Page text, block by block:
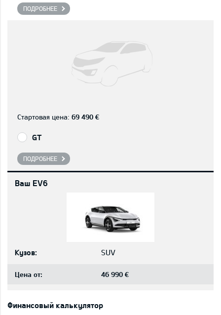
ПОДРОБНЕЕ
Стартовая цена: 69 490 €
GT
ПОДРОБНЕЕ
Ваш EV6
Кузов: SUV
Цена от: 46 990 €
Финансовый калькулятор